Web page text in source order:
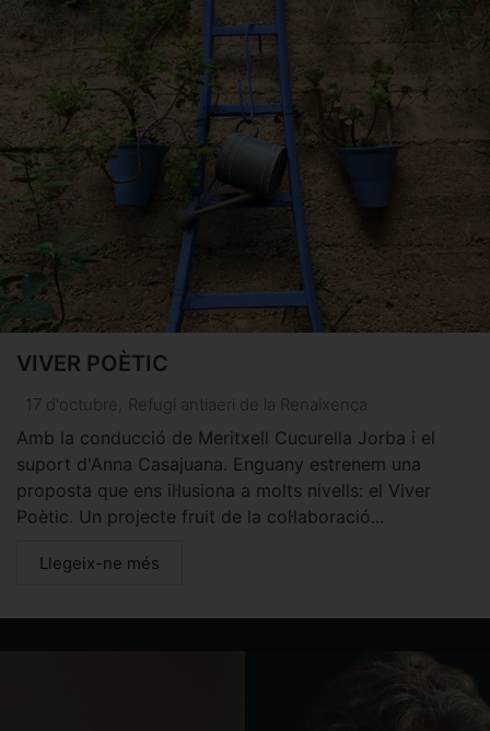
VIVER POÈTIC
17 d'octubre Refugi antiaeri de la Renaixença
Amb la conducció de Meritxell Cucurella Jorba i el
suport d'Anna Casajuana. Enguany estrenem una
proposta que ens il·lusiona a molts nivells: el Viver
Poètic. Un projecte fruit de la col·laboració...
Llegeix-ne més